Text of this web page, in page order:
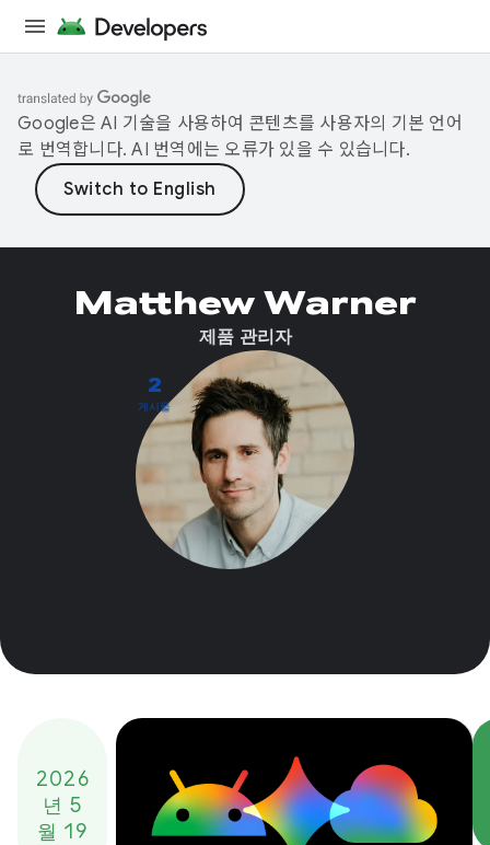
Google은 AI 기술을 사용하여 콘텐츠를 사용자의 기본 언어
로 번역합니다. AI 번역에는 오류가 있을 수 있습니다.
2
게시물
Matthew Warner
제품 관리자
2026
년 5
월 19